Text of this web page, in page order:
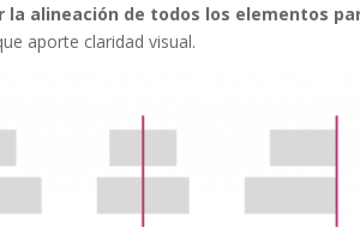
la alineación de todos los elementos
aporte claridad visual.